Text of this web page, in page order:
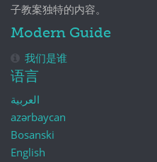
子教案独特的内容。
Modern Guide
我们是谁
语言
العربية
azərbaycan
Bosanski
English